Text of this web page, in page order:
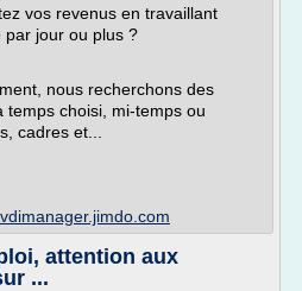
vos revenus en travaillant
jour ou plus ?
nous recherchons des
temps choisi, mi-temps ou
cadres et...
attention aux
...